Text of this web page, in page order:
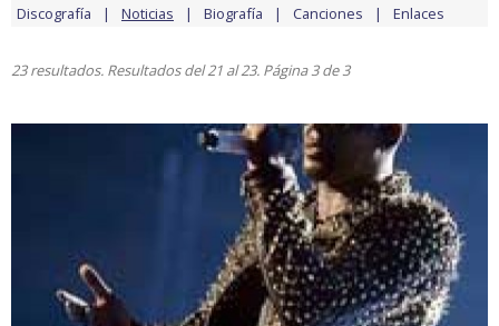
Discografía Noticias Biografía Canciones Enlaces
23 resultados. Resultados del 21 al 23. Página 3 de 3